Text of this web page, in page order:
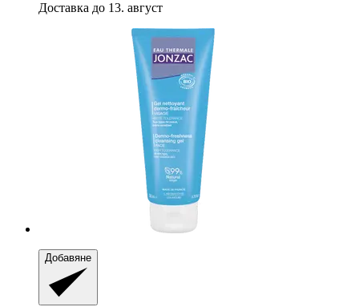
Доставка до 13. август
Добавяне